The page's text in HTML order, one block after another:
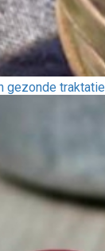
gezonde traktatie